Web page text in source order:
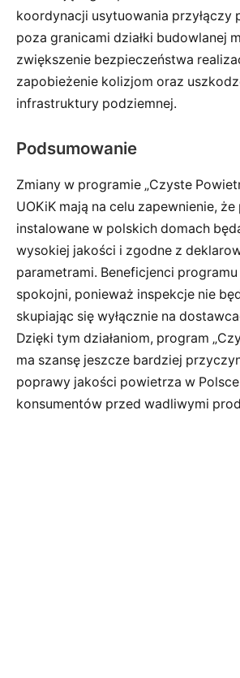
koordynacji usytuowania przyłączy
poza granicami działki budowlanej
zwiększenie bezpieczeństwa
zapobieżenie kolizjom oraz
infrastruktury podziemnej.
Podsumowanie
Zmiany w programie „Czyste
UOKiK mają na celu zapewnienie, że
instalowane w polskich domach
wysokiej jakości i zgodne z
parametrami. Beneficjenci
spokojni, ponieważ inspekcje nie
skupiając się wyłącznie na
Dzięki tym działaniom, program
ma szansę jeszcze bardziej
poprawy jakości powietrza w
konsumentów przed wadliwymi